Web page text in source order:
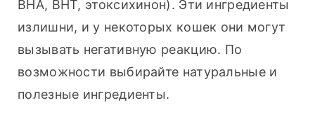
BHA, BHT, этоксихинон). Эти ингредиенты
излишни, и у некоторых кошек они могут
вызывать негативную реакцию. По
возможности выбирайте натуральные и
полезные ингредиенты.